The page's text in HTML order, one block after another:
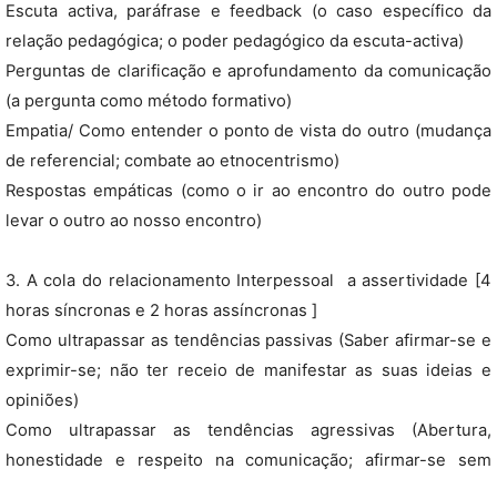
Escuta activa, paráfrase e feedback (o caso específico da
relação pedagógica; o poder pedagógico da escuta-activa)
Perguntas de clarificação e aprofundamento da comunicação
(a pergunta como método formativo)
Empatia/ Como entender o ponto de vista do outro (mudança
de referencial; combate ao etnocentrismo)
Respostas empáticas (como o ir ao encontro do outro pode
levar o outro ao nosso encontro)
3. A cola do relacionamento Interpessoal  a assertividade [4
horas síncronas e 2 horas assíncronas ]
Como ultrapassar as tendências passivas (Saber afirmar-se e
exprimir-se; não ter receio de manifestar as suas ideias e
opiniões)
Como ultrapassar as tendências agressivas (Abertura,
honestidade e respeito na comunicação; afirmar-se sem